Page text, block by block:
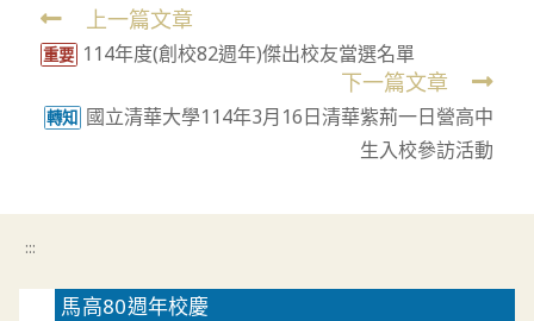
Read
more
上一篇文章
重要 114年度(創校82週年)傑出校友當選名單
下一篇文章
轉知 國立清華大學114年3月16日清華紫荊一日營高中
生入校參訪活動
:::
馬高80週年校慶